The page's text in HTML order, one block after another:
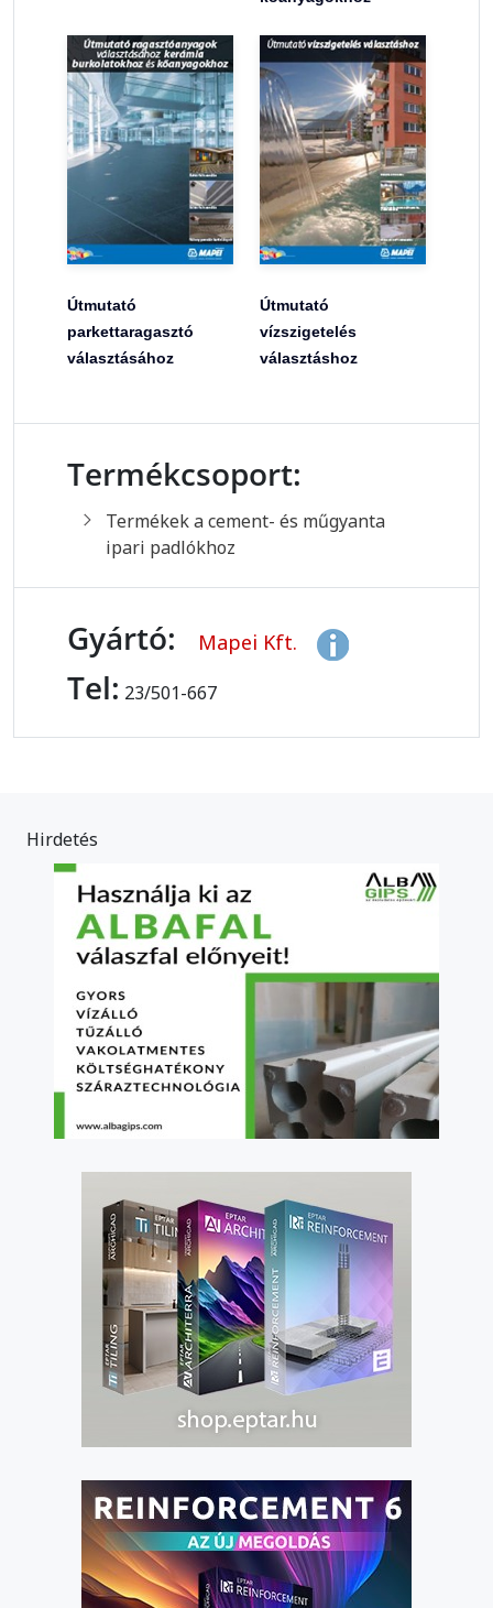
Útmutató
parkettaragasztó
választásához
Útmutató
vízszigetelés
választáshoz
Termékcsoport:
Termékek a cement- és műgyanta
ipari padlókhoz
Gyártó: Mapei Kft.
Tel: 23/501-667
Hirdetés